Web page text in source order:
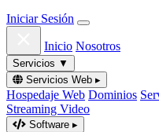
Iniciar Sesión
Inicio Nosotros
Servicios ▼
Servicios Web ▸
Hospedaje Web Dominios
Streaming Video
Software ▸